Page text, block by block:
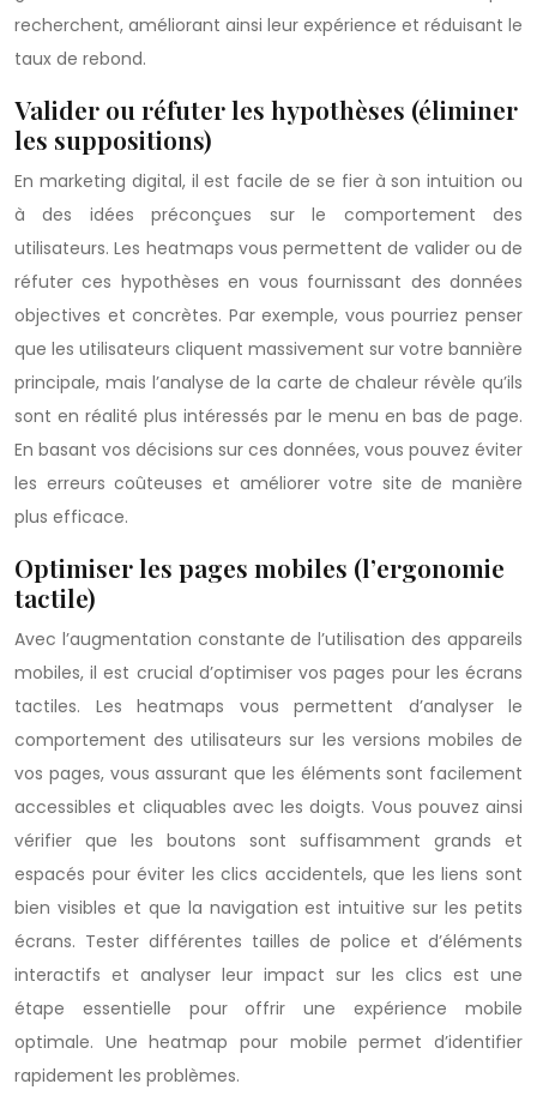
recherchent, améliorant ainsi leur expérience et réduisant le
taux de rebond.
Valider ou réfuter les hypothèses (éliminer
les suppositions)
En marketing digital, il est facile de se fier à son intuition ou
à des idées préconçues sur le comportement des
utilisateurs. Les heatmaps vous permettent de valider ou de
réfuter ces hypothèses en vous fournissant des données
objectives et concrètes. Par exemple, vous pourriez penser
que les utilisateurs cliquent massivement sur votre bannière
principale, mais l’analyse de la carte de chaleur révèle qu’ils
sont en réalité plus intéressés par le menu en bas de page.
En basant vos décisions sur ces données, vous pouvez éviter
les erreurs coûteuses et améliorer votre site de manière
plus efficace.
Optimiser les pages mobiles (l’ergonomie
tactile)
Avec l’augmentation constante de l’utilisation des appareils
mobiles, il est crucial d’optimiser vos pages pour les écrans
tactiles. Les heatmaps vous permettent d’analyser le
comportement des utilisateurs sur les versions mobiles de
vos pages, vous assurant que les éléments sont facilement
accessibles et cliquables avec les doigts. Vous pouvez ainsi
vérifier que les boutons sont suffisamment grands et
espacés pour éviter les clics accidentels, que les liens sont
bien visibles et que la navigation est intuitive sur les petits
écrans. Tester différentes tailles de police et d’éléments
interactifs et analyser leur impact sur les clics est une
étape essentielle pour offrir une expérience mobile
optimale. Une heatmap pour mobile permet d’identifier
rapidement les problèmes.